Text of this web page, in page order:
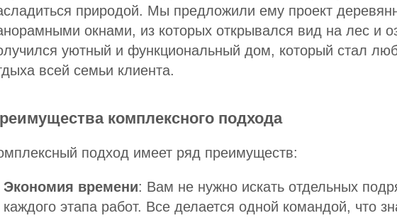
природой. Мы предложили ему проект
окнами, из которых открывался вид на лес и
уютный и функциональный дом, который стал
всей семьи клиента.
комплексного подхода
подход имеет ряд преимуществ:
Экономия времени: Вам не нужно искать отдельных
каждого этапа работ. Все делается одной командой, что